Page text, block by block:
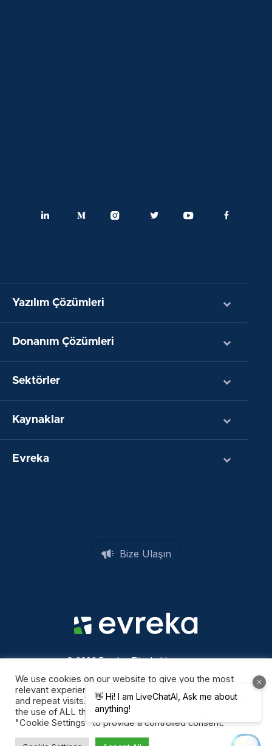
Yazılım Çözümleri
Donanım Çözümleri
Sektörler
Kaynaklar
Evreka
Bize Ulaşın
© 2026 Evreka. Tüm hakları
saklıdır Gizlilik Politikası
We use cookies on our website to give you the most
relevant experience by remembering your preferences
and repeat visits. By clicking “Accept All”, you consent to
the use of ALL the cookies. However, you may visit
"Cookie Settings" to provide a controlled consent.